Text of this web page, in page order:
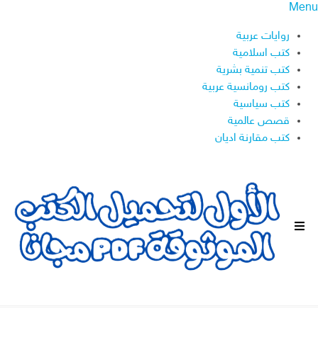
Menu
روايات عربية
كتب اسلامية
كتب تنمية بشرية
كتب رومانسية عربية
كتب سياسية
قصص عالمية
كتب مقارنة اديان
ا